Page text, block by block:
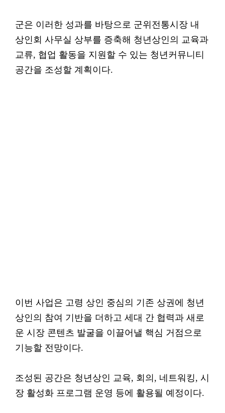
군은 이러한 성과를 바탕으로 군위전통시장 내
상인회 사무실 상부를 증축해 청년상인의 교육과
교류, 협업 활동을 지원할 수 있는 청년커뮤니티
공간을 조성할 계획이다.
이번 사업은 고령 상인 중심의 기존 상권에 청년
상인의 참여 기반을 더하고 세대 간 협력과 새로
운 시장 콘텐츠 발굴을 이끌어낼 핵심 거점으로
기능할 전망이다.
조성된 공간은 청년상인 교육, 회의, 네트워킹, 시
장 활성화 프로그램 운영 등에 활용될 예정이다.